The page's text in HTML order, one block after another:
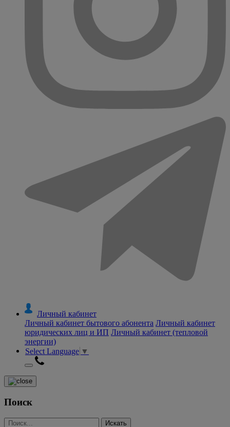
Личный кабинет
Личный кабинет бытового абонента Личный кабинет
юридических лиц и ИП Личный кабинет (тепловой
энергии)
Select Language ▼
Поиск